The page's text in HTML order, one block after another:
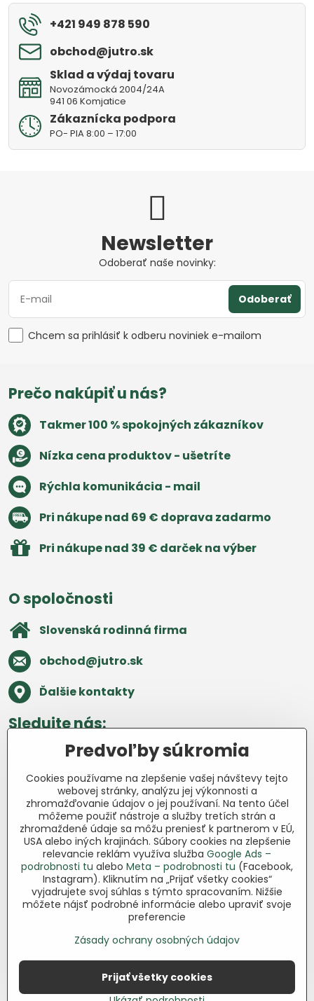
+421 949 878 590
obchod​@jutro​.sk
Sklad a výdaj tovaru
Novozámocká 2004/24A
941 06 Komjatice
Zákaznícka podpora
PO- PIA 8:00 – 17:00
Newsletter
Odoberať naše novinky:
Odoberať
Chcem sa prihlásiť k odberu noviniek e-mailom
Prečo nakúpiť u nás?
Takmer 100 % spokojných zákazníkov
Nízka cena produktov - ušetríte
Rýchla komunikácia - mail
Pri nákupe nad 69 € doprava zadarmo
Pri nákupe nad 39 € darček na výber
O spoločnosti
Slovenská rodinná firma
obchod​@jutro​.sk
Ďalšie kontakty
Sledujte nás:
Facebook Pinterest Instagram Blog
Všetko o nákupe
Ďakujeme za podporu
Sme slovenský e-shop bez dotácií​.
Fungujeme len vďaka vám – ľuďom, ktorí
veria v poctivú prácu a lásku k pôde​. Každý
nákup na Jutro​.sk nám pomáha pokračovať
v tom, čo má zmysel – pomáhať
záhradkárom zadarmo a srdcom​.
©2026Copyright
Predvoľby súkromiaZásady ochrany osobných údajov
Podmienky používania
Predvoľby súkromia
Cookies používame na zlepšenie vašej návštevy tejto
webovej stránky, analýzu jej výkonnosti a
zhromažďovanie údajov o jej používaní. Na tento účel
môžeme použiť nástroje a služby tretích strán a
zhromaždené údaje sa môžu preniesť k partnerom v EÚ,
USA alebo iných krajinách. Súbory cookies na zlepšenie
relevancie reklám využíva služba Google Ads –
podrobnosti tu alebo Meta – podrobnosti tu (Facebook,
Instagram). Kliknutím na „Prijať všetky cookies“
vyjadrujete svoj súhlas s týmto spracovaním. Nižšie
môžete nájsť podrobné informácie alebo upraviť svoje
preferencie
Zásady ochrany osobných údajov
Prijať všetky cookies